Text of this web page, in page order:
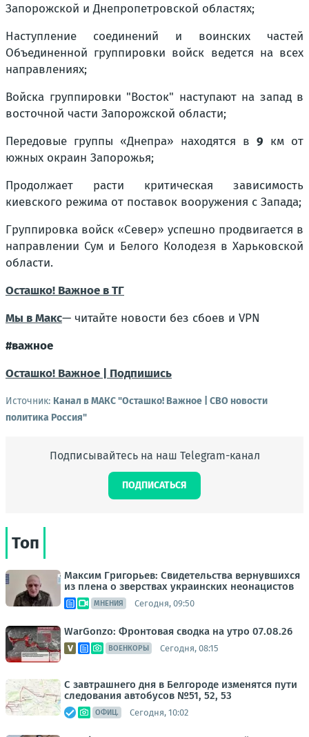
Запорожской и Днепропетровской областях;
Наступление соединений и воинских частей
Объединенной группировки войск ведется на всех
направлениях;
Войска группировки "Восток" наступают на запад в
восточной части Запорожской области;
Передовые группы «Днепра» находятся в 9 км от
южных окраин Запорожья;
Продолжает расти критическая зависимость
киевского режима от поставок вооружения с Запада;
Группировка войск «Север» успешно продвигается в
направлении Сум и Белого Колодезя в Харьковской
области.
Осташко! Важное в ТГ
Мы в Макс— читайте новости без сбоев и VPN
#важное
Осташко! Важное | Подпишись
Источник: Канал в МАКС "Осташко! Важное | СВО новости
политика Россия"
Подписывайтесь на наш Telegram-канал
ПОДПИСАТЬСЯ
Топ
Максим Григорьев: Свидетельства вернувшихся
из плена о зверствах украинских неонацистов
МНЕНИЯ Сегодня, 09:50
WarGonzo: Фронтовая сводка на утро 07.08.26
ВОЕНКОРЫ Сегодня, 08:15
С завтрашнего дня в Белгороде изменятся пути
следования автобусов №51, 52, 53
ОФИЦ. Сегодня, 10:02